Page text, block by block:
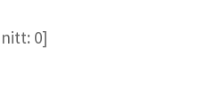
0]